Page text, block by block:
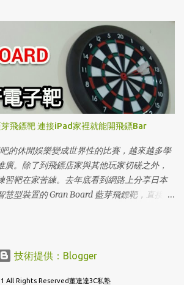
飛鏢靶 連接iPad家裡就能開飛鏢Bar
的休閒娛樂變成世界性的比賽，越來越多學
。除了到飛鏢店家與其他玩家切磋之外，
習靶在家苦練。去年底看到網路上分享日本
慧型裝置的 Gran Board 藍芽飛鏢靶，直接把
技術提供：Blogger
All Rights Reserved董達達3C私塾